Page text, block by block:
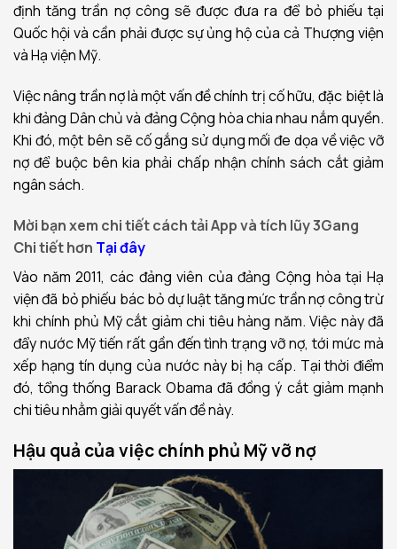
định tăng trần nợ công sẽ được đưa ra để bỏ phiếu tại
Quốc hội và cần phải được sự ủng hộ của cả Thượng viện
và Hạ viện Mỹ.
Việc nâng trần nợ là một vấn đề chính trị cố hữu, đặc biệt là
khi đảng Dân chủ và đảng Cộng hòa chia nhau nắm quyền.
Khi đó, một bên sẽ cố gắng sử dụng mối đe dọa về việc vỡ
nợ để buộc bên kia phải chấp nhận chính sách cắt giảm
ngân sách.
Mời bạn xem chi tiết cách tải App và tích lũy 3Gang
Chi tiết hơn Tại đây
Vào năm 2011, các đảng viên của đảng Cộng hòa tại Hạ
viện đã bỏ phiếu bác bỏ dự luật tăng mức trần nợ công trừ
khi chính phủ Mỹ cắt giảm chi tiêu hàng năm. Việc này đã
đẩy nước Mỹ tiến rất gần đến tình trạng vỡ nợ, tới mức mà
xếp hạng tín dụng của nước này bị hạ cấp. Tại thời điểm
đó, tổng thống Barack Obama đã đồng ý cắt giảm mạnh
chi tiêu nhằm giải quyết vấn đề này.
Hậu quả của việc chính phủ Mỹ vỡ nợ